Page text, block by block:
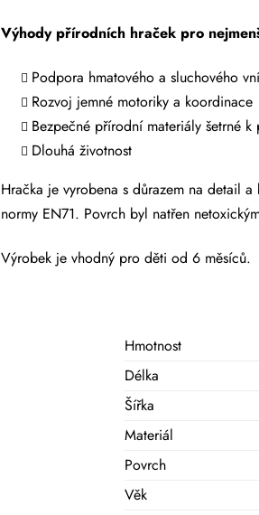
Výhody přírodních hraček pro
Podpora hmatového a sluchového
Rozvoj jemné motoriky a koordinace
Bezpečné přírodní materiály šetrné k
Dlouhá životnost
Hračka je vyrobena s důrazem na detail
normy EN71. Povrch byl natřen
Výrobek je vhodný pro děti od 6 měsíců.
Hmotnost
Délka
Šířka
Materiál
Povrch
Věk